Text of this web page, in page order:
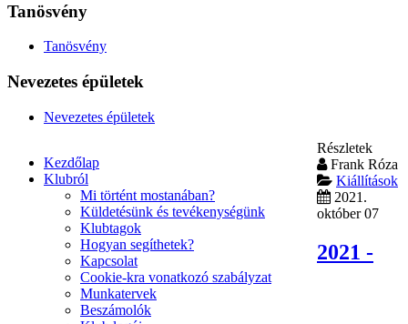
Tanösvény
Tanösvény
Nevezetes épületek
Nevezetes épületek
Kezdőlap
Klubról
Mi történt mostanában?
Küldetésünk és tevékenységünk
Klubtagok
Hogyan segíthetek?
Kapcsolat
Cookie-kra vonatkozó szabályzat
Munkatervek
Beszámolók
Részletek
Frank Róza
Kiállítások
2021.
október 07
2021 -